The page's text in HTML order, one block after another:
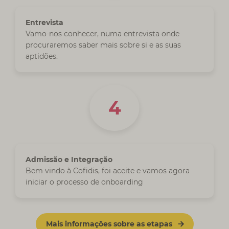
Entrevista
Vamo-nos conhecer, numa entrevista onde
procuraremos saber mais sobre si e as suas
aptidões.
Admissão e Integração
Bem vindo à Cofidis, foi aceite e vamos agora
iniciar o processo de onboarding
Mais informações sobre as etapas